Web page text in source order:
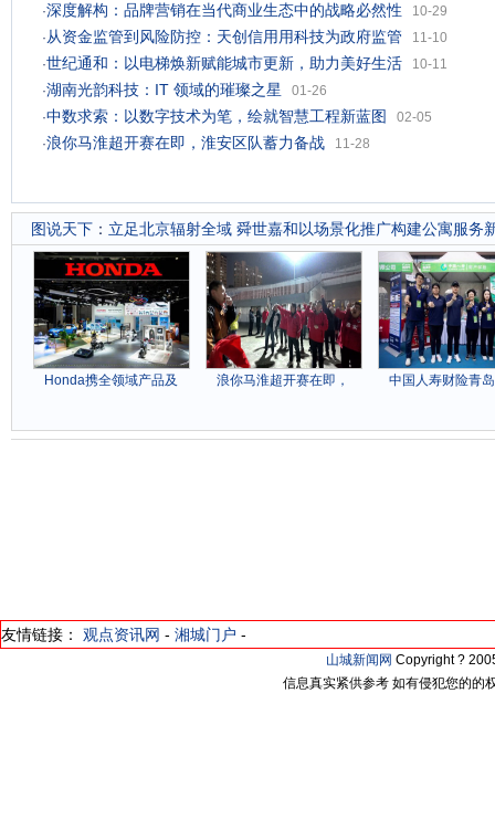
·深度解构：品牌营销在当代商业生态中的战略必然性
10-29
· 从资金监管到风险防控：天创信用用科技为政府监管
11-10
·世纪通和：以电梯焕新赋能城市更新，助力美好生活
10-11
·湖南光韵科技：IT 领域的璀璨之星
01-26
·中数求索：以数字技术为笔，绘就智慧工程新蓝图
02-05
·浪你马淮超开赛在即，淮安区队蓄力备战 11-28
图说天下 ： 立足北京辐射全域 舜世嘉和以场景化推广构建公寓服务
Honda携全领域产品及 浪你马淮超开赛在即， 中国人寿财险青
友情链接： 观点资讯网 - 湘城门户 -
山城新闻网 Copyright ?
信息真实紧供参考 如有侵犯您的的